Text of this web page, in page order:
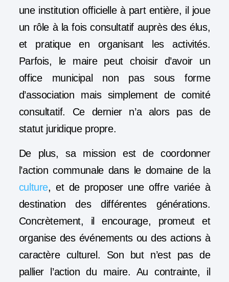
une institution officielle à part entière, il joue
un rôle à la fois consultatif auprès des élus,
et pratique en organisant les activités.
Parfois, le maire peut choisir d’avoir un
office municipal non pas sous forme
d’association mais simplement de comité
consultatif. Ce dernier n’a alors pas de
statut juridique propre.
De plus, sa mission est de coordonner
l’action communale dans le domaine de la
culture, et de proposer une offre variée à
destination des différentes générations.
Concrètement, il encourage, promeut et
organise des événements ou des actions à
caractère culturel. Son but n’est pas de
pallier l’action du maire. Au contrainte, il